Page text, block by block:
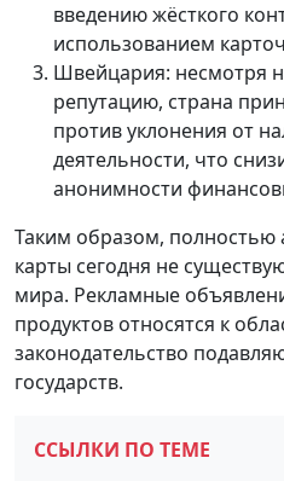
введению жёсткого
использованием
Швейцария: несмотря
репутацию, страна
против уклонения от
деятельности, что
анонимности
Таким образом,
карты сегодня не
мира. Рекламные
продуктов относятся к
законодательство
государств.
ССЫЛКИ ПО ТЕМЕ